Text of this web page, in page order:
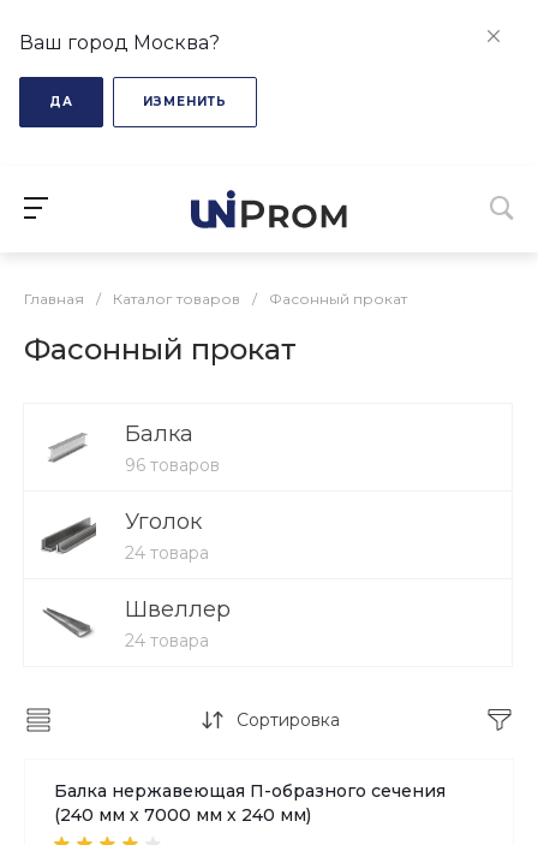
Ваш город Москва?
ДА ИЗМЕНИТЬ
Главная / Каталог товаров / Фасонный прокат
Фасонный прокат
Балка
96 товаров
Уголок
24 товара
Швеллер
24 товара
Сортировка
Балка нержавеющая П-образного сечения
(240 мм х 7000 мм х 240 мм)